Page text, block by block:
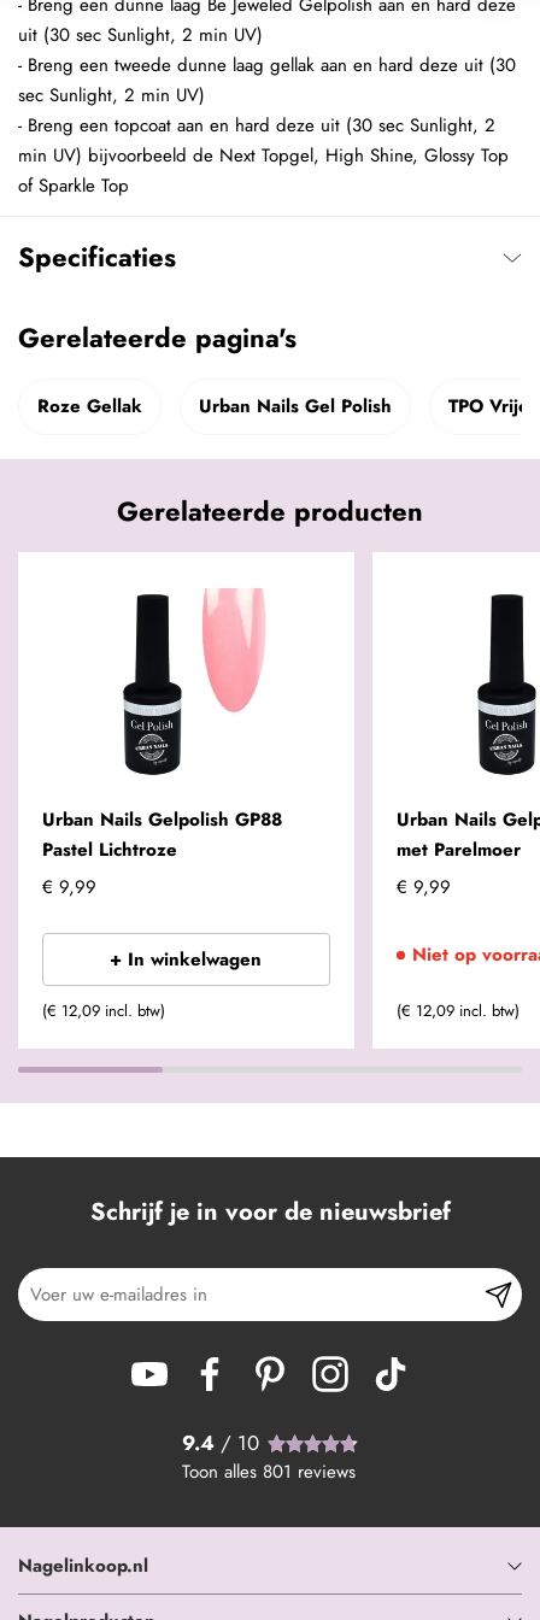
uit (30 sec Sunlight, 2 min UV)
- Breng een tweede dunne laag gellak aan en hard deze uit (30
sec Sunlight, 2 min UV)
- Breng een topcoat aan en hard deze uit (30 sec Sunlight, 2
min UV) bijvoorbeeld de Next Topgel, High Shine, Glossy Top
of Sparkle Top
Specificaties
Gerelateerde pagina's
Roze Gellak Urban Nails Gel Polish TPO Vrije
Gerelateerde producten
Urban Nails Gelpolish GP88
Pastel Lichtroze
€ 9,99
+ In winkelwagen
(€ 12,09 incl. btw)
Urban Nails
met Parelmoer
€ 9,99
Niet op
(€ 12,09 incl. btw)
Schrijf je in voor de nieuwsbrief
9.4 / 10
Toon alles 801 reviews
Nagelinkoop.nl